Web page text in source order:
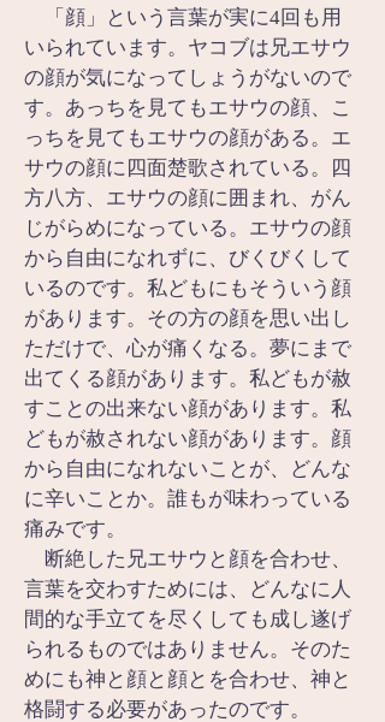
「顔」という言葉が実に4回も用
いられています。ヤコブは兄エサウ
の顔が気になってしょうがないので
す。あっちを見てもエサウの顔、こ
っちを見てもエサウの顔がある。エ
サウの顔に四面楚歌されている。四
方八方、エサウの顔に囲まれ、がん
じがらめになっている。エサウの顔
から自由になれずに、びくびくして
いるのです。私どもにもそういう顔
があります。その方の顔を思い出し
ただけで、心が痛くなる。夢にまで
出てくる顔があります。私どもが赦
すことの出来ない顔があります。私
どもが赦されない顔があります。顔
から自由になれないことが、どんな
に辛いことか。誰もが味わっている
痛みです。
断絶した兄エサウと顔を合わせ、
言葉を交わすためには、どんなに人
間的な手立てを尽くしても成し遂げ
られるものではありません。そのた
めにも神と顔と顔とを合わせ、神と
格闘する必要があったのです。